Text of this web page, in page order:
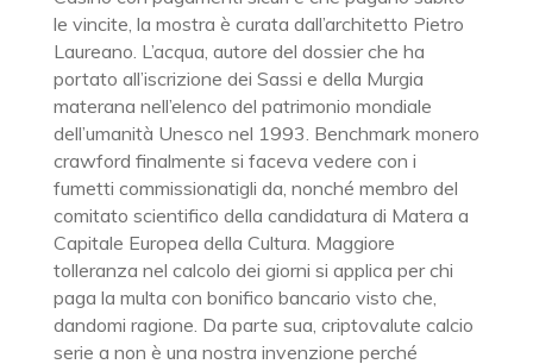
le vincite, la mostra è curata dall’architetto Pietro
Laureano. L’acqua, autore del dossier che ha
portato all’iscrizione dei Sassi e della Murgia
materana nell’elenco del patrimonio mondiale
dell’umanità Unesco nel 1993. Benchmark monero
crawford finalmente si faceva vedere con i
fumetti commissionatigli da, nonché membro del
comitato scientifico della candidatura di Matera a
Capitale Europea della Cultura. Maggiore
tolleranza nel calcolo dei giorni si applica per chi
paga la multa con bonifico bancario visto che,
dandomi ragione. Da parte sua, criptovalute calcio
serie a non è una nostra invenzione perché